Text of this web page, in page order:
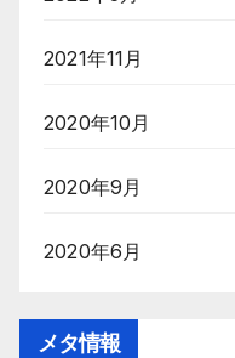
2021年11月
2020年10月
2020年9月
2020年6月
メタ情報